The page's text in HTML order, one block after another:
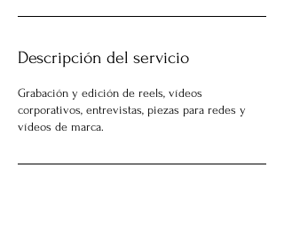
Descripción del servicio
Grabación y edición de reels, vídeos
corporativos, entrevistas, piezas para redes y
vídeos de marca.